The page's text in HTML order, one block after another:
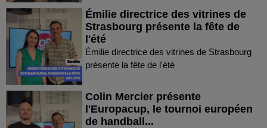
Émilie directrice des vitrines de
Strasbourg présente la fête de
l'été
Émilie directrice des vitrines de Strasbourg
présente la fête de l'été
Colin Mercier présente
l'Europacup, le tournoi européen
de handball...